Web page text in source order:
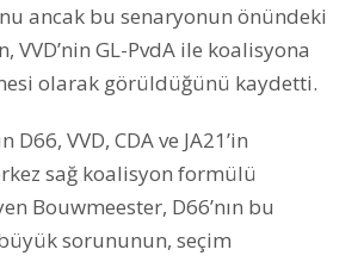
ancak bu senaryonun önündeki
VVD’nin GL-PvdA ile koalisyona
olarak görüldüğünü kaydetti.
VVD, CDA ve JA21’in
sağ koalisyon formülü
Bouwmeester, D66’nın bu
sorununun, seçim